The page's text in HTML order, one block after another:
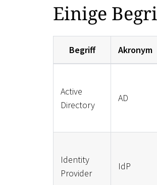
Einige
Begriff Akronym
Active
Directory
AD
Identity
Provider
IdP